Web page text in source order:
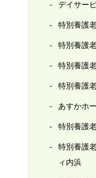
デイサー
特別養護
特別養護
特別養護
特別養護
あすかホ
特別養護
特別養護
ィ内浜